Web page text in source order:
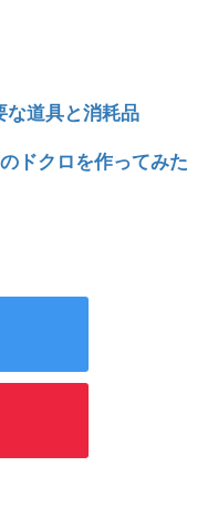
な道具と消耗品
ドクロを作ってみた